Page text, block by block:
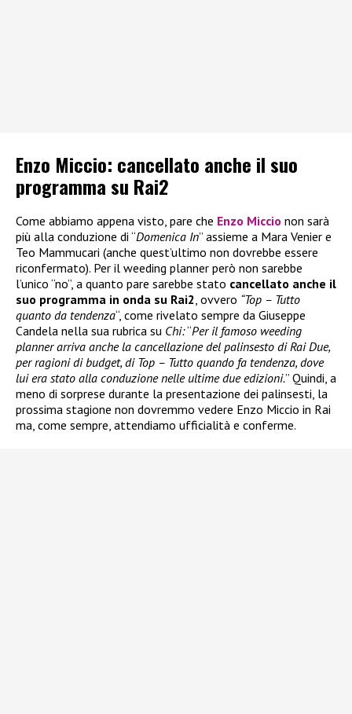
Enzo Miccio: cancellato anche il suo
programma su Rai2
Come abbiamo appena visto, pare che Enzo Miccio non sarà
più alla conduzione di “Domenica In” assieme a Mara Venier e
Teo Mammucari (anche quest’ultimo non dovrebbe essere
riconfermato). Per il weeding planner però non sarebbe
l’unico “no”, a quanto pare sarebbe stato cancellato anche il
suo programma in onda su Rai2, ovvero “Top – Tutto
quanto da tendenza“, come rivelato sempre da Giuseppe
Candela nella sua rubrica su Chi:“Per il famoso weeding
planner arriva anche la cancellazione del palinsesto di Rai Due,
per ragioni di budget, di Top – Tutto quando fa tendenza, dove
lui era stato alla conduzione nelle ultime due edizioni.” Quindi, a
meno di sorprese durante la presentazione dei palinsesti, la
prossima stagione non dovremmo vedere Enzo Miccio in Rai
ma, come sempre, attendiamo ufficialità e conferme.